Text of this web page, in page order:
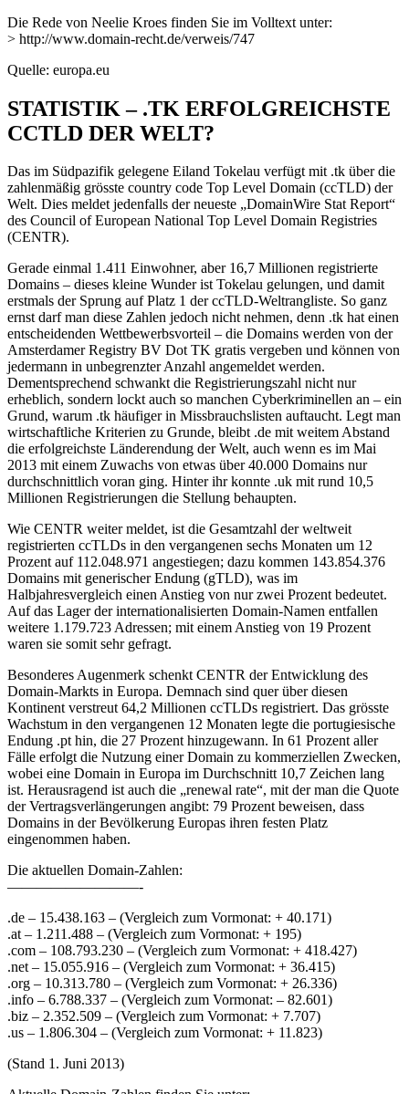
Die Rede von Neelie Kroes finden Sie im Volltext unter:
> http://www.domain-recht.de/verweis/747
Quelle: europa.eu
STATISTIK – .TK ERFOLGREICHSTE
CCTLD DER WELT?
Das im Südpazifik gelegene Eiland Tokelau verfügt mit .tk über die
zahlenmäßig grösste country code Top Level Domain (ccTLD) der
Welt. Dies meldet jedenfalls der neueste „DomainWire Stat Report“
des Council of European National Top Level Domain Registries
(CENTR).
Gerade einmal 1.411 Einwohner, aber 16,7 Millionen registrierte
Domains – dieses kleine Wunder ist Tokelau gelungen, und damit
erstmals der Sprung auf Platz 1 der ccTLD-Weltrangliste. So ganz
ernst darf man diese Zahlen jedoch nicht nehmen, denn .tk hat einen
entscheidenden Wettbewerbsvorteil – die Domains werden von der
Amsterdamer Registry BV Dot TK gratis vergeben und können von
jedermann in unbegrenzter Anzahl angemeldet werden.
Dementsprechend schwankt die Registrierungszahl nicht nur
erheblich, sondern lockt auch so manchen Cyberkriminellen an – ein
Grund, warum .tk häufiger in Missbrauchslisten auftaucht. Legt man
wirtschaftliche Kriterien zu Grunde, bleibt .de mit weitem Abstand
die erfolgreichste Länderendung der Welt, auch wenn es im Mai
2013 mit einem Zuwachs von etwas über 40.000 Domains nur
durchschnittlich voran ging. Hinter ihr konnte .uk mit rund 10,5
Millionen Registrierungen die Stellung behaupten.
Wie CENTR weiter meldet, ist die Gesamtzahl der weltweit
registrierten ccTLDs in den vergangenen sechs Monaten um 12
Prozent auf 112.048.971 angestiegen; dazu kommen 143.854.376
Domains mit generischer Endung (gTLD), was im
Halbjahresvergleich einen Anstieg von nur zwei Prozent bedeutet.
Auf das Lager der internationalisierten Domain-Namen entfallen
weitere 1.179.723 Adressen; mit einem Anstieg von 19 Prozent
waren sie somit sehr gefragt.
Besonderes Augenmerk schenkt CENTR der Entwicklung des
Domain-Markts in Europa. Demnach sind quer über diesen
Kontinent verstreut 64,2 Millionen ccTLDs registriert. Das grösste
Wachstum in den vergangenen 12 Monaten legte die portugiesische
Endung .pt hin, die 27 Prozent hinzugewann. In 61 Prozent aller
Fälle erfolgt die Nutzung einer Domain zu kommerziellen Zwecken,
wobei eine Domain in Europa im Durchschnitt 10,7 Zeichen lang
ist. Herausragend ist auch die „renewal rate“, mit der man die Quote
der Vertragsverlängerungen angibt: 79 Prozent beweisen, dass
Domains in der Bevölkerung Europas ihren festen Platz
eingenommen haben.
Die aktuellen Domain-Zahlen:
—————————-
.de – 15.438.163 – (Vergleich zum Vormonat: + 40.171)
.at – 1.211.488 – (Vergleich zum Vormonat: + 195)
.com – 108.793.230 – (Vergleich zum Vormonat: + 418.427)
.net – 15.055.916 – (Vergleich zum Vormonat: + 36.415)
.org – 10.313.780 – (Vergleich zum Vormonat: + 26.336)
.info – 6.788.337 – (Vergleich zum Vormonat: – 82.601)
.biz – 2.352.509 – (Vergleich zum Vormonat: + 7.707)
.us – 1.806.304 – (Vergleich zum Vormonat: + 11.823)
(Stand 1. Juni 2013)